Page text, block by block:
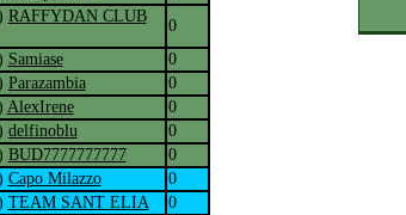
RAFFYDAN CLUB
0
Samiase
0
Parazambia
0
AlexIrene
0
delfinoblu
0
BUD7777777777
0
Capo Milazzo
0
TEAM SANT ELIA
0